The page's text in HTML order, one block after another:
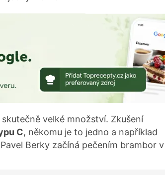
velké množství. Zkušení
C, někomu je to jedno a například
Berky začíná pečením brambor v